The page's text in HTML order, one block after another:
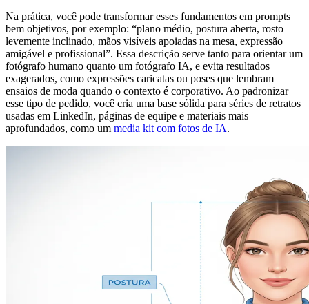
Na prática, você pode transformar esses fundamentos em prompts
bem objetivos, por exemplo: “plano médio, postura aberta, rosto
levemente inclinado, mãos visíveis apoiadas na mesa, expressão
amigável e profissional”. Essa descrição serve tanto para orientar um
fotógrafo humano quanto um fotógrafo IA, e evita resultados
exagerados, como expressões caricatas ou poses que lembram
ensaios de moda quando o contexto é corporativo. Ao padronizar
esse tipo de pedido, você cria uma base sólida para séries de retratos
usadas em LinkedIn, páginas de equipe e materiais mais
aprofundados, como um media kit com fotos de IA.